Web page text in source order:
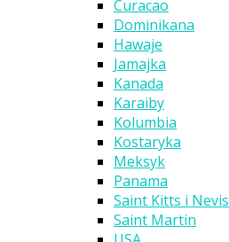
Curacao
Dominikana
Hawaje
Jamajka
Kanada
Karaiby
Kolumbia
Kostaryka
Meksyk
Panama
Saint Kitts i Nevis
Saint Martin